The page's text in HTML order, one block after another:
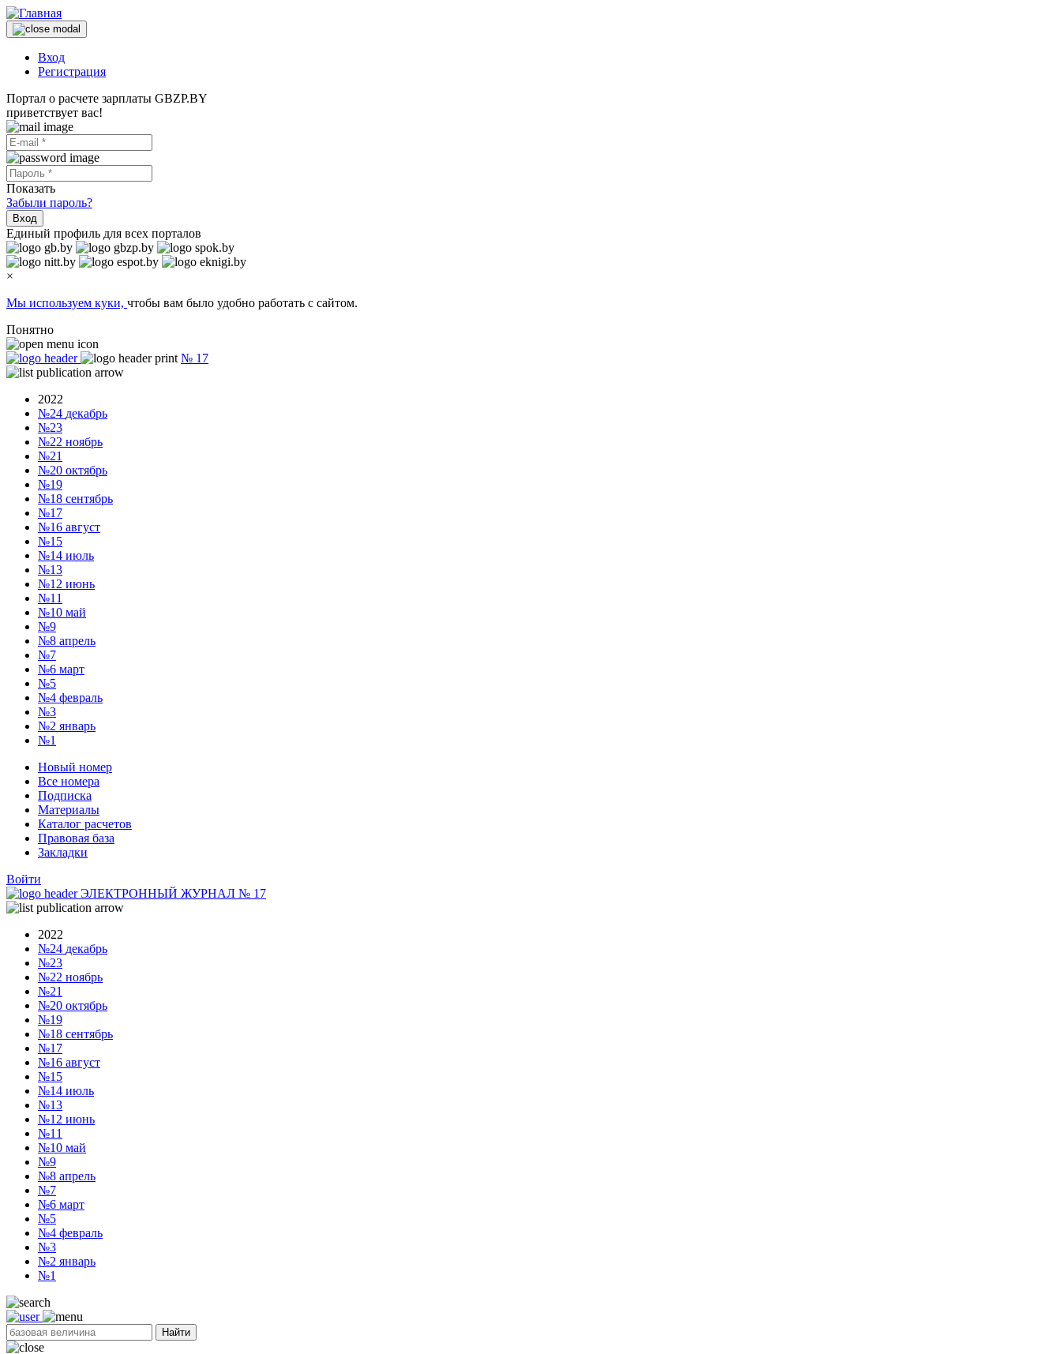
Вход
Регистрация
Портал о расчете зарплаты GBZP.BY
приветствует вас!
Показать
Забыли пароль?
Вход
Единый профиль для всех порталов
×
Мы используем куки, чтобы вам было удобно работать с сайтом.
Понятно
№ 17
2022
№24 декабрь
№23
№22 ноябрь
№21
№20 октябрь
№19
№18 сентябрь
№17
№16 август
№15
№14 июль
№13
№12 июнь
№11
№10 май
№9
№8 апрель
№7
№6 март
№5
№4 февраль
№3
№2 январь
№1
Новый номер
Все номера
Подписка
Материалы
Каталог расчетов
Правовая база
Закладки
Войти
ЭЛЕКТРОННЫЙ ЖУРНАЛ № 17
2022
№24 декабрь
№23
№22 ноябрь
№21
№20 октябрь
№19
№18 сентябрь
№17
№16 август
№15
№14 июль
№13
№12 июнь
№11
№10 май
№9
№8 апрель
№7
№6 март
№5
№4 февраль
№3
№2 январь
№1
Найти